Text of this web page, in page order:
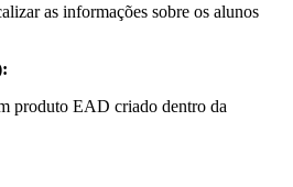
as informações sobre os alunos
produto EAD criado dentro da